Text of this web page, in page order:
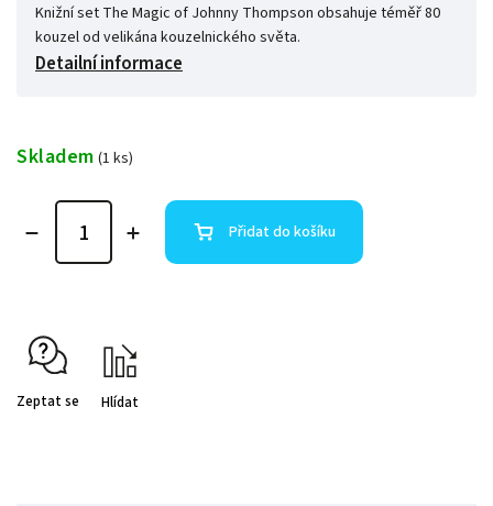
Knižní set The Magic of Johnny Thompson obsahuje téměř 80
kouzel od velikána kouzelnického světa.
Detailní informace
Skladem (1 ks)
Přidat do košíku
Zeptat se Hlídat